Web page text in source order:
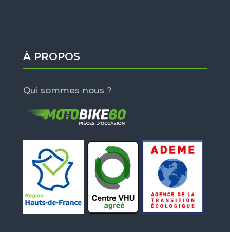
À PROPOS
Qui sommes nous ?